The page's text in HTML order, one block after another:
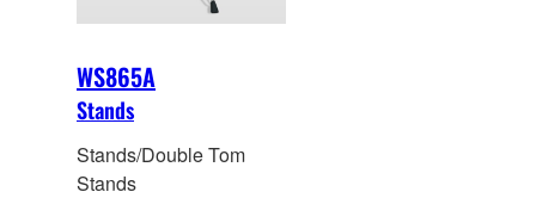
WS865A
Stands
Stands/Double Tom
Stands